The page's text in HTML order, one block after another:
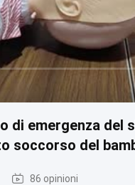
emergenza del
soccorso del
86 opinioni